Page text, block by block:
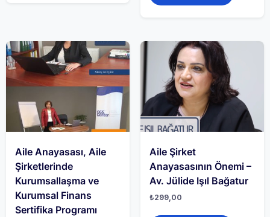
Aile Anayasası, Aile
Şirketlerinde
Kurumsallaşma ve
Kurumsal Finans
Sertifika Programı
Aile Şirket
Anayasasının Önemi –
Av. Jülide Işıl Bağatur
₺299,00